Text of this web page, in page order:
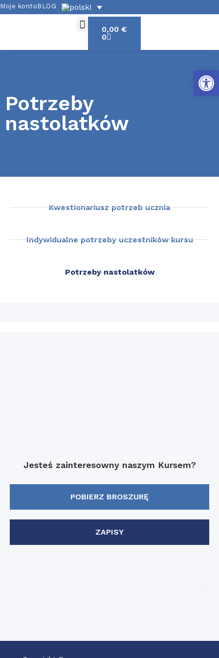
Moje konto BLOG
0,00 €
0
Potrzeby
nastolatków
Kwestionariusz potrzeb ucznia
Indywidualne potrzeby uczestników kursu
Potrzeby nastolatków
Jesteś zainteresowny naszym Kursem?
POBIERZ BROSZURĘ
ZAPISY